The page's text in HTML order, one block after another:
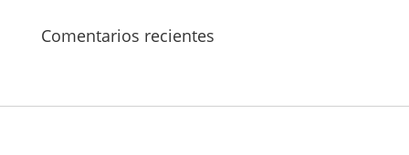
Comentarios recientes